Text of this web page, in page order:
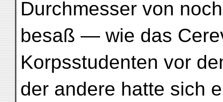
Durchmesser von
besaß — wie das
Korpsstudenten vor
der andere hatte sich